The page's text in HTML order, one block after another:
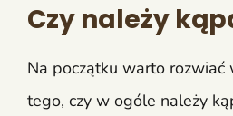
Czy należy
Na początku warto
tego, czy w ogóle należy